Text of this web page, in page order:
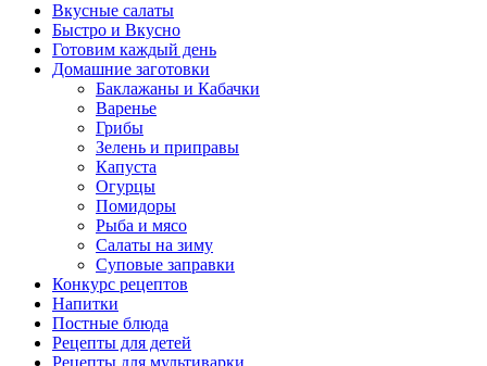
Вкусные салаты
Быстро и Вкусно
Готовим каждый день
Домашние заготовки
Баклажаны и Кабачки
Варенье
Грибы
Зелень и приправы
Капуста
Огурцы
Помидоры
Рыба и мясо
Салаты на зиму
Суповые заправки
Конкурс рецептов
Напитки
Постные блюда
Рецепты для детей